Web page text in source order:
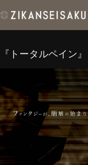
ン
へ
ッ
プ
『トータルペイン』